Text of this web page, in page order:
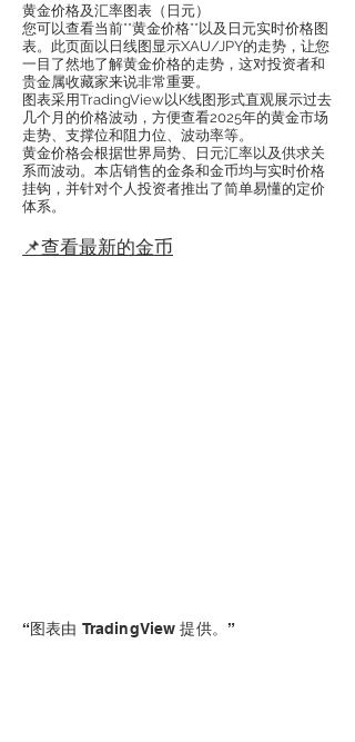
黄金价格及汇率图表（日元）
您可以查看当前**黄金价格**以及日元实时价格图
表。此页面以日线图显示XAU/JPY的走势，让您
一目了然地了解黄金价格的走势，这对投资者和
贵金属收藏家来说非常重要。
图表采用TradingView以K线图形式直观展示过去
几个月的价格波动，方便查看2025年的黄金市场
走势、支撑位和阻力位、波动率等。
黄金价格会根据世界局势、日元汇率以及供求关
系而波动。本店销售的金条和金币均与实时价格
挂钩，并针对个人投资者推出了简单易懂的定价
体系。
📌查看最新的金币
“图表由 TradingView 提供。”